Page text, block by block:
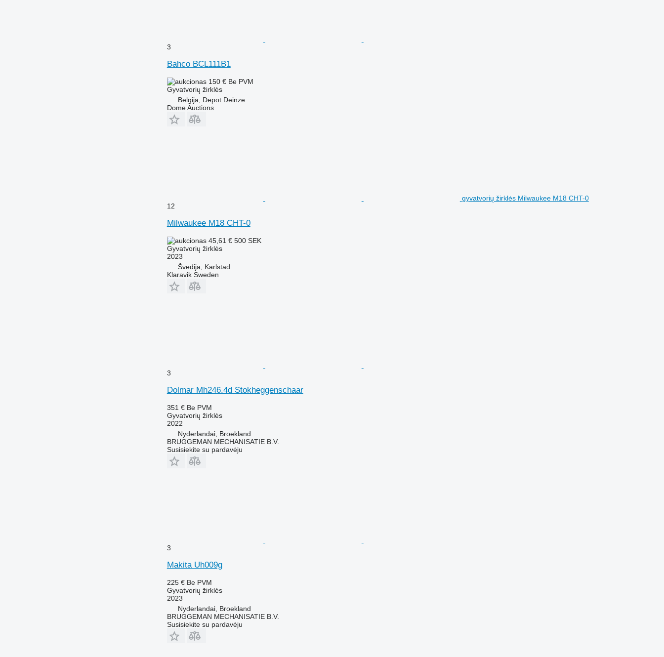
3
Bahco BCL111B1
150 € Be PVM
Gyvatvorių žirklės
Belgija, Depot Deinze
Dome Auctions
gyvatvorių žirklės Milwaukee M18 CHT-0
12
Milwaukee M18 CHT-0
45,61 € 500 SEK
Gyvatvorių žirklės
2023
Švedija, Karlstad
Klaravik Sweden
3
Dolmar Mh246.4d Stokheggenschaar
351 € Be PVM
Gyvatvorių žirklės
2022
Nyderlandai, Broekland
BRUGGEMAN MECHANISATIE B.V.
Susisiekite su pardavėju
3
Makita Uh009g
225 € Be PVM
Gyvatvorių žirklės
2023
Nyderlandai, Broekland
BRUGGEMAN MECHANISATIE B.V.
Susisiekite su pardavėju